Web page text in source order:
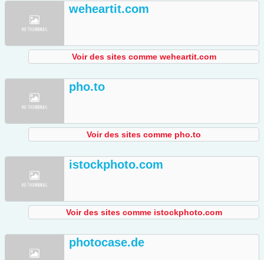
weheartit.com
Voir des sites comme weheartit.com
pho.to
Voir des sites comme pho.to
istockphoto.com
Voir des sites comme istockphoto.com
photocase.de